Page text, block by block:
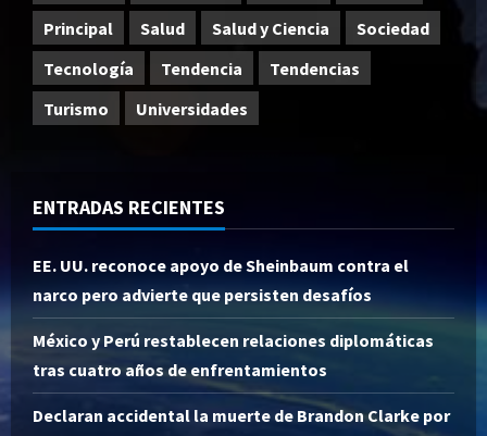
Principal
Salud Salud y Ciencia
Sociedad
Tecnología
Tendencia
Tendencias
Turismo
Universidades
ENTRADAS RECIENTES
EE. UU. reconoce apoyo de Sheinbaum contra el
narco pero advierte que persisten desafíos
México y Perú restablecen relaciones diplomáticas
tras cuatro años de enfrentamientos
Declaran accidental la muerte de Brandon Clarke por